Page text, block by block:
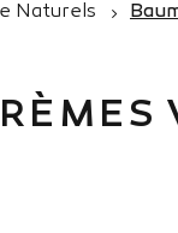
Naturels